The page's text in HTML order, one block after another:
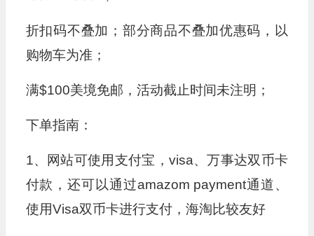
折扣码不叠加；部分商品不叠加优惠码，以
购物车为准；
满$100美境免邮，活动截止时间未注明；
下单指南：
1、网站可使用支付宝，visa、万事达双币卡
付款，还可以通过amazom payment通道、
使用Visa双币卡进行支付，海淘比较友好